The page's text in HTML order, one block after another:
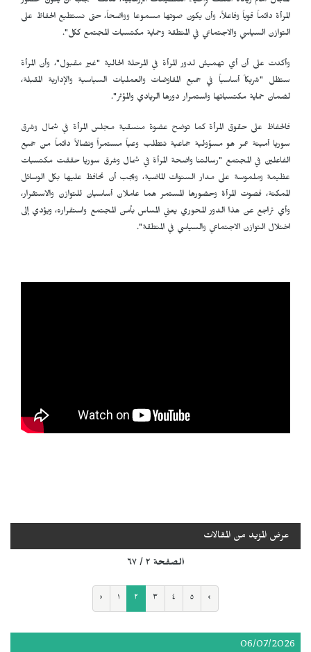
المرأة دائماً قوياً وفاعلاً، وأن يكون صوتها مسموعا وواضحاً، حتى نستطيع الحفاظ على
التوازن السياسي والاجتماعي في المنطقة وحماية مكتسبات المجتمع ككل".
وأكدت على أن أي تهميش لدور المرأة في المرحلة الحالية "غير مقبول"، وأن المرأة
ستظل "شريكاً أساسياً في جميع المفاوضات والعمليات السياسية والإدارية المقبلة،
لضمان حماية مكتسباتها واستمرار دورها الريادي والمؤثر".
فالحفاظ على حقوق المرأة كما توضح عضوة منسقية مجلس المرأة في شمال وشرق
سوريا أمينة عمر هو مسؤولية جماعية تتطلب وعياً مستمراً ونضالاً دائماً من جميع
الفاعلين في المجتمع "رسالتنا واضحة المرأة في شمال وشرق سوريا حققت مكتسبات
عظيمة وملموسة على مدار السنوات الماضية، ويجب أن نحافظ عليها بكل الوسائل
الممكنة، فصوت المرأة وحضورها المستمر هما عاملان أساسيان للتوازن والاستقرار،
وأي تراجع عن هذا الدور المحوري يعني المساس بأمن المجتمع واستقراره، ويؤدي إلى
اختلال التوازن الاجتماعي والسياسي في المنطقة".
عرض المزيد من المقالات
الصفحة ٢ / ٦٧
‹ ١ ٢ ٣ ٤ ٥ ›
06/07/2026